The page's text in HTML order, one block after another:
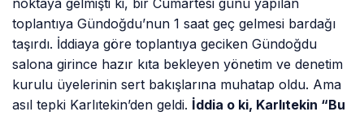
noktaya gelmişti ki, bir Cumartesi günü yapılan
toplantıya Gündoğdu’nun 1 saat geç gelmesi bardağı
taşırdı. İddiaya göre toplantıya geciken Gündoğdu
salona girince hazır kıta bekleyen yönetim ve denetim
kurulu üyelerinin sert bakışlarına muhatap oldu. Ama
asıl tepki Karlıtekin’den geldi. İddia o ki, Karlıtekin “Bu